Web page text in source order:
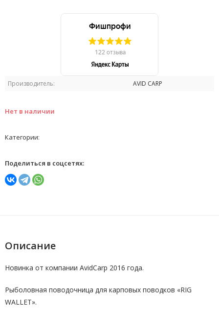
Производитель: AVID CARP
Нет в наличии
Категории:
Поделиться в соцсетях:
Описание
Новинка от компании AvidCarp 2016 года.
Рыболовная поводочница для карповых поводков «RIG
WALLET».